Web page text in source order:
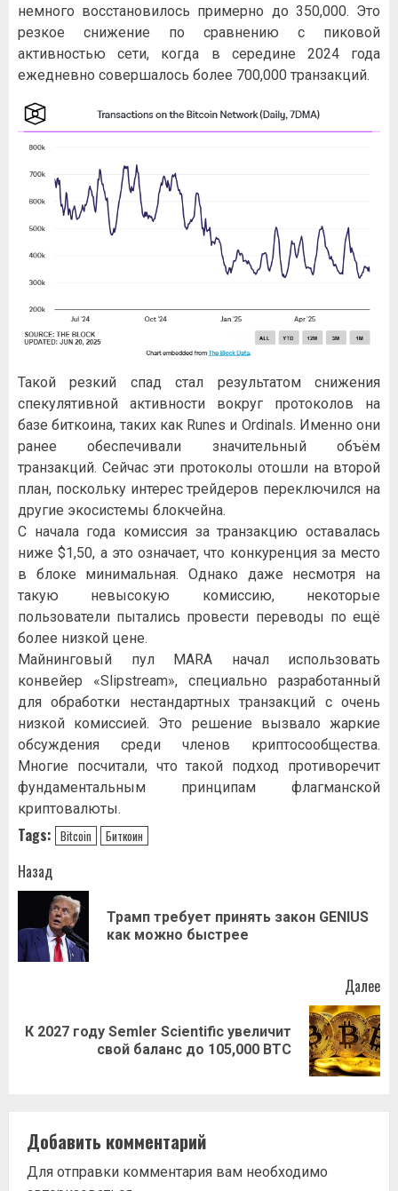
немного восстановилось примерно до 350,000. Это
резкое снижение по сравнению с пиковой
активностью сети, когда в середине 2024 года
ежедневно совершалось более 700,000 транзакций.
Такой резкий спад стал результатом снижения
спекулятивной активности вокруг протоколов на
базе биткоина, таких как Runes и Ordinals. Именно они
ранее обеспечивали значительный объём
транзакций. Сейчас эти протоколы отошли на второй
план, поскольку интерес трейдеров переключился на
другие экосистемы блокчейна.
С начала года комиссия за транзакцию оставалась
ниже $1,50, а это означает, что конкуренция за место
в блоке минимальная. Однако даже несмотря на
такую невысокую комиссию, некоторые
пользователи пытались провести переводы по ещё
более низкой цене.
Майнинговый пул MARA начал использовать
конвейер «Slipstream», специально разработанный
для обработки нестандартных транзакций с очень
низкой комиссией. Это решение вызвало жаркие
обсуждения среди членов криптосообщества.
Многие посчитали, что такой подход противоречит
фундаментальным принципам флагманской
криптовалюты.
Tags: Bitcoin Биткоин
Навигация
записи
Назад
Трамп требует принять закон GENIUS
как можно быстрее
Далее
Следующая
К 2027 году Semler Scientific увеличит
свой баланс до 105,000 BTC
Добавить комментарий
Для отправки комментария вам необходимо